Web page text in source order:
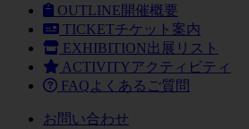
OUTLINE開催概要
TICKETチケット案内
EXHIBITION出展リスト
ACTIVITYアクティビティ
FAQ よくあるご質問
お問い合わせ